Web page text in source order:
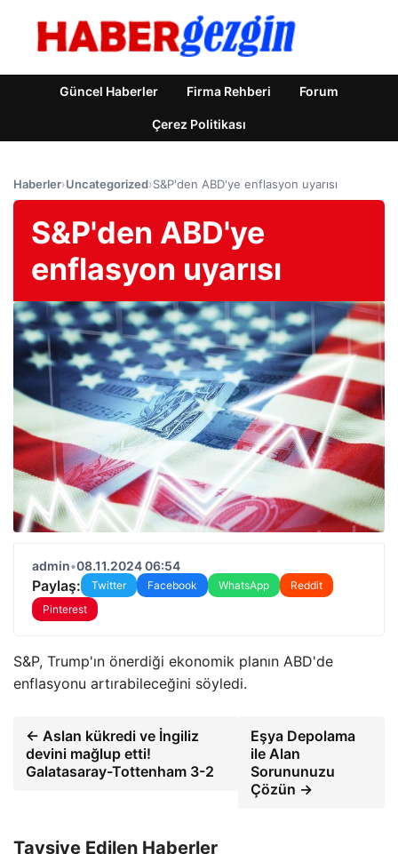
Güncel Haberler Firma Rehberi Forum
Çerez Politikası
Haberler›Uncategorized›S&P'den ABD'ye enflasyon uyarısı
S&P'den ABD'ye
enflasyon uyarısı
admin•08.11.2024 06:54
Paylaş: Twitter Facebook WhatsApp
Reddit
Pinterest
S&P, Trump'ın önerdiği ekonomik planın ABD'de
enflasyonu artırabileceğini söyledi.
← Aslan kükredi ve İngiliz
devini mağlup etti!
Galatasaray-Tottenham 3-2
Eşya Depolama
ile Alan
Sorununuzu
Çözün →
Tavsiye Edilen Haberler